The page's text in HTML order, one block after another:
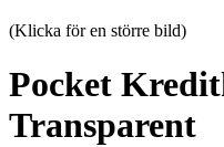
(Klicka för en större bild)
Pocket
Transparent